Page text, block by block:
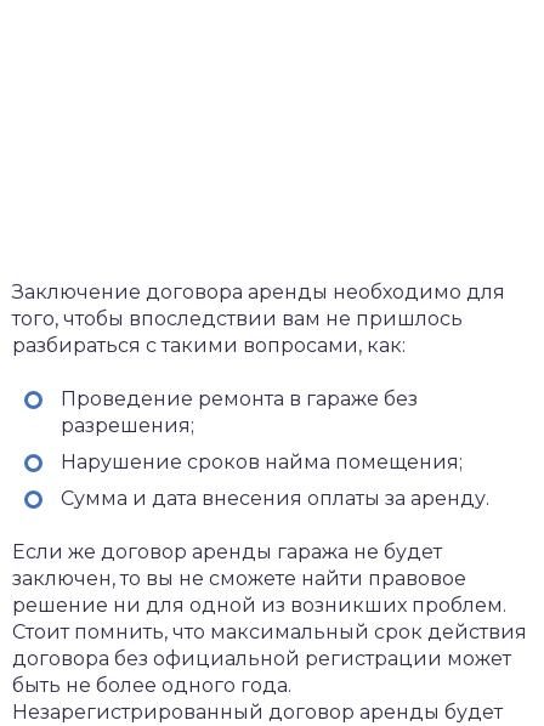
Заключение договора аренды необходимо для
того, чтобы впоследствии вам не пришлось
разбираться с такими вопросами, как:
Проведение ремонта в гараже без
разрешения;
Нарушение сроков найма помещения;
Сумма и дата внесения оплаты за аренду.
Если же договор аренды гаража не будет
заключен, то вы не сможете найти правовое
решение ни для одной из возникших проблем.
Стоит помнить, что максимальный срок действия
договора без официальной регистрации может
быть не более одного года.
Незарегистрированный договор аренды будет